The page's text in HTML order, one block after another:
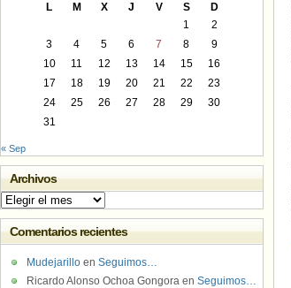
L M X J V S
D
1
2
3
4 5 6 7 8
9
10
11 12 13 14 15
16
17
18 19 20 21 22
23
24
25 26 27 28 29
30
31
« Sep
Archivos
Archivos
Comentarios recientes
Mudejarillo en Seguimos…
Ricardo Alonso Ochoa Gongora en Seguimos…